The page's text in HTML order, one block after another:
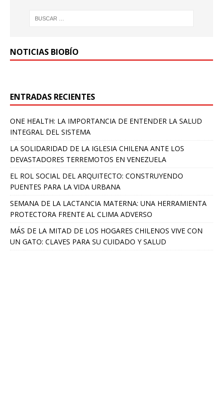
NOTICIAS BIOBÍO
ENTRADAS RECIENTES
ONE HEALTH: LA IMPORTANCIA DE ENTENDER LA SALUD
INTEGRAL DEL SISTEMA
LA SOLIDARIDAD DE LA IGLESIA CHILENA ANTE LOS
DEVASTADORES TERREMOTOS EN VENEZUELA
EL ROL SOCIAL DEL ARQUITECTO: CONSTRUYENDO
PUENTES PARA LA VIDA URBANA
SEMANA DE LA LACTANCIA MATERNA: UNA HERRAMIENTA
PROTECTORA FRENTE AL CLIMA ADVERSO
MÁS DE LA MITAD DE LOS HOGARES CHILENOS VIVE CON
UN GATO: CLAVES PARA SU CUIDADO Y SALUD